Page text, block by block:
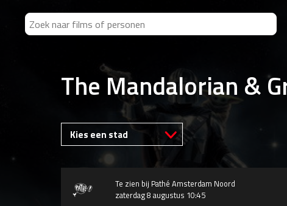
The Mandalorian &
Kies een stad
Te zien bij Pathé Amsterdam Noord
zaterdag 8 augustus 10:45